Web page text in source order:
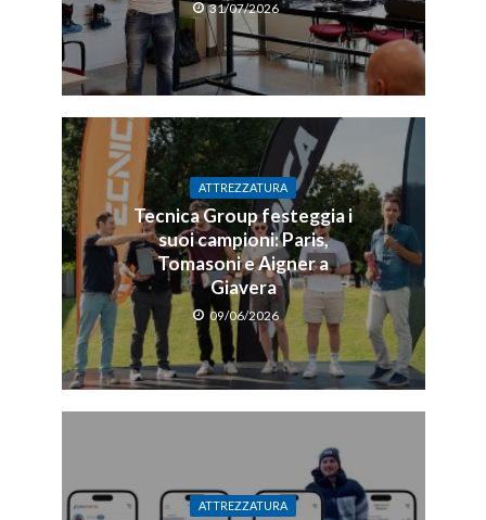
31/07/2026
ATTREZZATURA
Tecnica Group festeggia i
suoi campioni: Paris,
Tomasoni e Aigner a
Giavera
09/06/2026
ATTREZZATURA